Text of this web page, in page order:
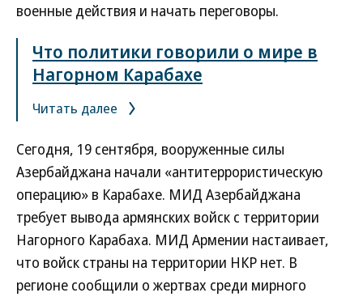
военные действия и начать переговоры.
Что политики говорили о мире в
Нагорном Карабахе
Читать далее
Сегодня, 19 сентября, вооруженные силы
Азербайджана начали «антитеррористическую
операцию» в Карабахе. МИД Азербайджана
требует вывода армянских войск с территории
Нагорного Карабаха. МИД Армении настаивает,
что войск страны на территории НКР нет. В
регионе сообщили о жертвах среди мирного